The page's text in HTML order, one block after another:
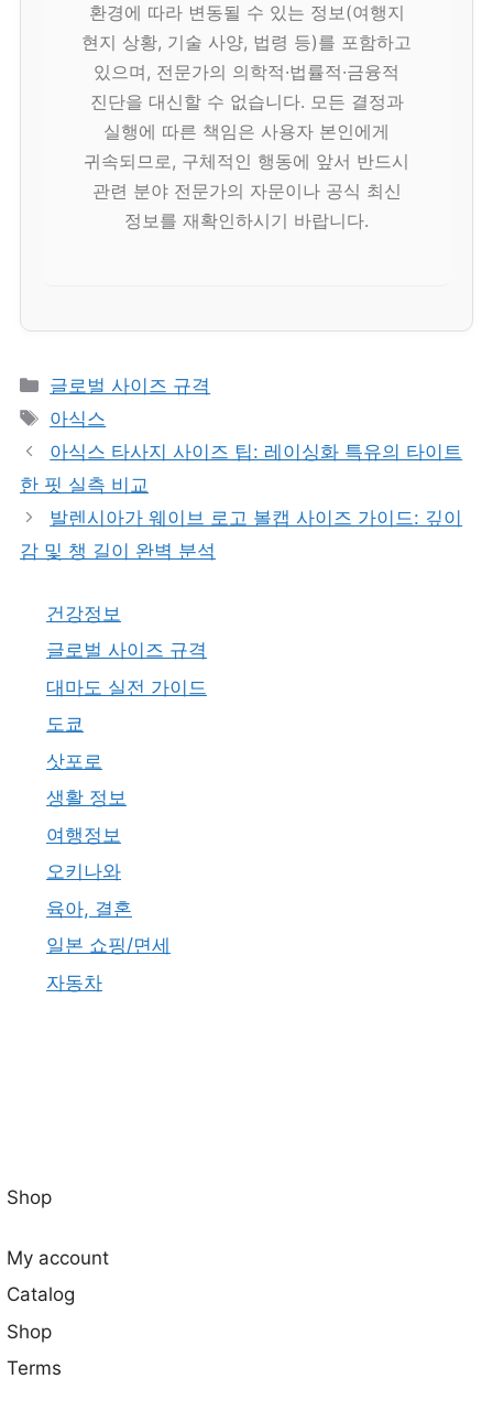
환경에 따라 변동될 수 있는 정보(여행지
현지 상황, 기술 사양, 법령 등)를 포함하고
있으며, 전문가의 의학적·법률적·금융적
진단을 대신할 수 없습니다. 모든 결정과
실행에 따른 책임은 사용자 본인에게
귀속되므로, 구체적인 행동에 앞서 반드시
관련 분야 전문가의 자문이나 공식 최신
정보를 재확인하시기 바랍니다.
카
테
고
리
글로벌 사이즈 규격
태
그
아식스
아식스 타사지 사이즈 팁: 레이싱화 특유의 타이트
한 핏 실측 비교
발렌시아가 웨이브 로고 볼캡 사이즈 가이드: 깊이
감 및 챙 길이 완벽 분석
건강정보
글로벌 사이즈 규격
대마도 실전 가이드
도쿄
삿포로
생활 정보
여행정보
오키나와
육아, 결혼
일본 쇼핑/면세
자동차
Shop
My account
Catalog
Shop
Terms